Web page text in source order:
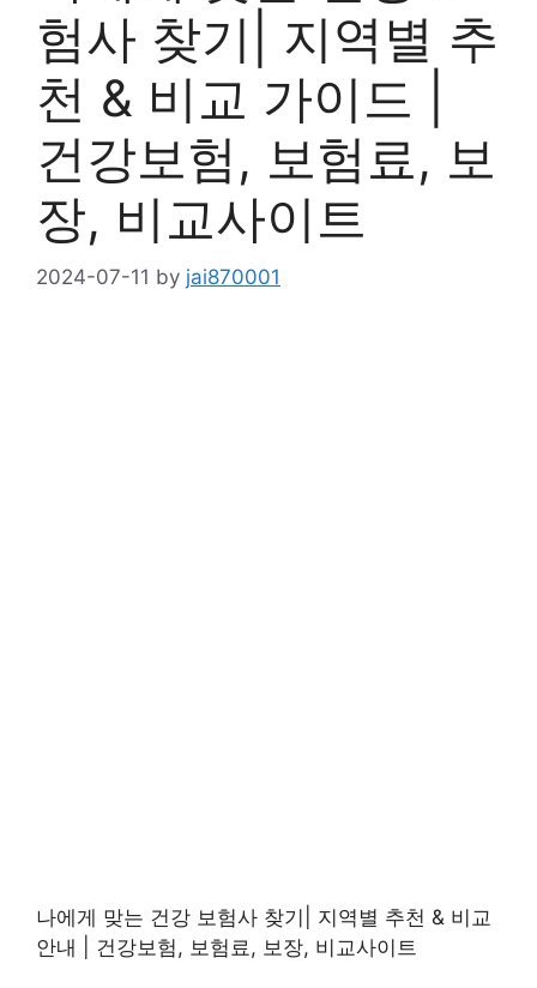
험사 찾기| 지역별 추
천 & 비교 가이드 |
건강보험, 보험료, 보
장, 비교사이트
2024-07-11 by jai870001
나에게 맞는 건강 보험사 찾기| 지역별 추천 & 비교
안내 | 건강보험, 보험료, 보장, 비교사이트